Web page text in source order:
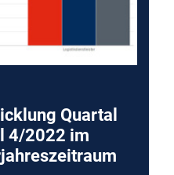
Quartal
4/2022 im